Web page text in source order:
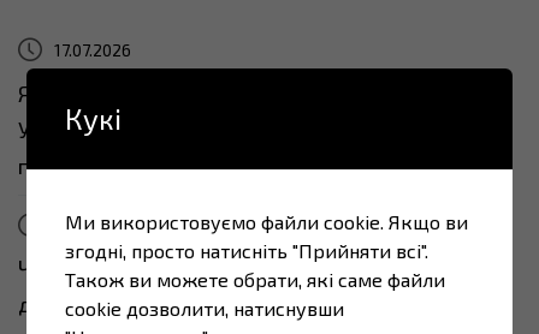
17.07.2026
Як ритейлу знайти надійного виробника в
Україні: 7 питань, які треба задати перед
першим контрактом
17.07.2026
Чому ізраїльський ритейл все частіше
дивиться на українських виробників харчових
Кукі
Ми використовуємо файли cookie. Якщо ви
згодні, просто натисніть "Прийняти всі".
Також ви можете обрати, які саме файли
cookie дозволити, натиснувши